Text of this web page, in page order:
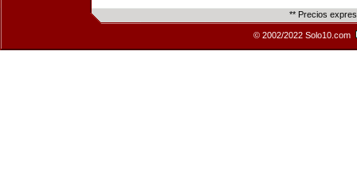
** Precios
© 2002/2022 Solo10.com